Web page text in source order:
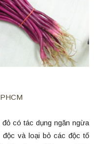
có tác dụng ngăn ngừa
độc và loại bỏ các độc tố